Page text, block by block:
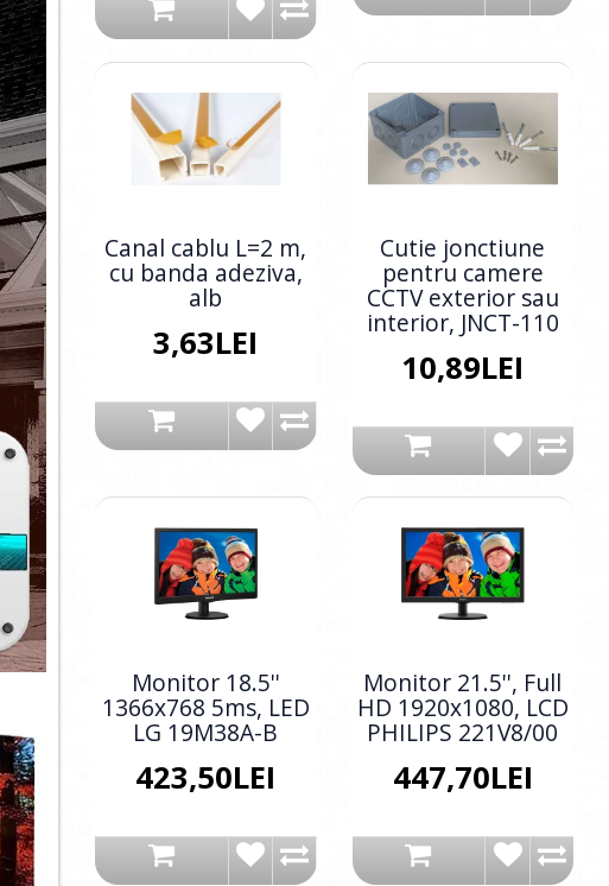
Canal cablu L=2 m,
cu banda adeziva,
alb
3,63LEI
Cutie jonctiune
pentru camere
CCTV exterior sau
interior, JNCT-110
10,89LEI
Monitor 18.5''
1366x768 5ms, LED
LG 19M38A-B
423,50LEI
Monitor 21.5'', Full
HD 1920x1080, LCD
PHILIPS 221V8/00
447,70LEI